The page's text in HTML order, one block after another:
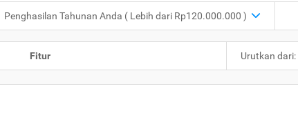
Penghasilan Tahunan Anda ( Lebih dari Rp120.000.000 )
Fitur Urutkan dari: